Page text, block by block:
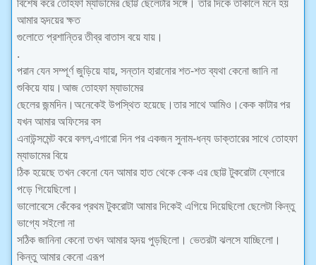
আমার হৃদয়ের ক্ষত
গুলোতে প্রশান্তির তীব্র বাতাস বয়ে যায়।
.
পরান যেন সম্পূর্ণ জুড়িয়ে যায়, সন্তান হারানোর শত-শত ব্যথা কেনো জানি না
শুকিয়ে যায়।আজ তোহফা ম্যাডামের
ছেলের জন্মদিন।অনেকেই উপস্থিত হয়েছে।তার সাথে আমিও।কেক কাটার পর
যখন আমার অফিসের বস
এনাউন্সমেন্ট করে বলল,এগারো দিন পর একজন সুনাম-ধন্য ডাক্তারের সাথে তোহফা
ম্যাডামের বিয়ে
ঠিক হয়েছে তখন কেনো যেন আমার হাত থেকে কেক এর ছোট্ট টুকরোটা ফ্লোরে
পড়ে গিয়েছিলো।
ভালোবেসে কেঁকের প্রথম টুকরোটা আমার দিকেই এগিয়ে দিয়েছিলো ছেলেটা কিন্তু
ভাগ্যে সইলো না
সঠিক জানিনা কেনো তখন আমার হৃদয় পুড়ছিলো। ভেতরটা ঝলসে যাচ্ছিলো।
কিন্তু আমার কেনো এরূপ